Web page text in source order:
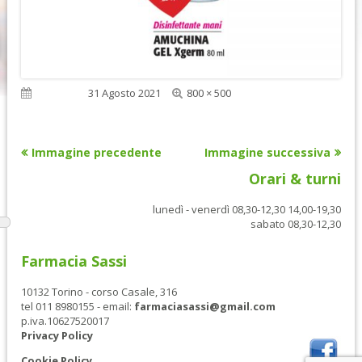
Pubblicato31 Agosto 2021
Dimensione
800 × 500
Immagine precedente Immagine successiva
Orari & turni
lunedì - venerdì 08,30-12,30 14,00-19,30
sabato 08,30-12,30
Farmacia Sassi
10132 Torino - corso Casale, 316
tel 011 8980155 - email: farmaciasassi@gmail.com
p.iva.10627520017
Privacy Policy